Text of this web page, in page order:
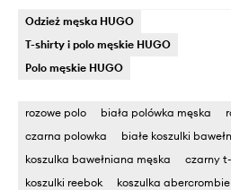
Odzież męska HUGO
T-shirty i polo męskie HUGO
Polo męskie HUGO
rozowe polo biała polówka męska
czarna polowka
białe koszulki
koszulka bawełniana męska
czarny
koszulki reebok
koszulka abercrombie